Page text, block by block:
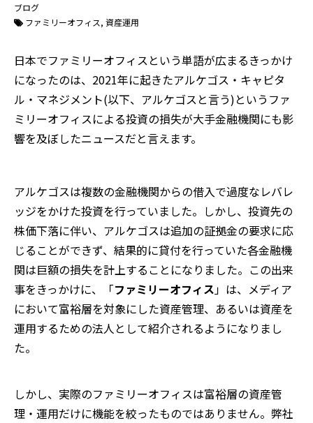
ブログ
ファミリーオフィス 資産運用
日本でファミリーオフィスという単語が広まるきっかけ
になったのは、2021年に起きたアルケゴス・キャピタ
ル・マネジメント(以下、アルケゴスと言う)というファ
ミリーオフィスによる投資の損失が大手金融機関にも影
響を及ぼしたニュースだと言えます。
アルケゴスは複数の金融機関からの借入で過度なレバレ
ッジをかけた投資を行っていました。しかし、投資先の
株価下落に伴い、アルケゴスは追加の証拠金の要求に応
じることができず、結果的に貸付を行っていた各金融機
関は巨額の損失を計上することになりました。この出来
事をきっかけに、「ファミリーオフィス 」は、メディア
において富裕層を対象にした資産管理、あるいは資産を
運用するための法人として紹介されるようになりまし
た。
しかし、実際のファミリーオフィスは富裕層の資産管
理・運用だけに機能を絞ったものではありません。弊社